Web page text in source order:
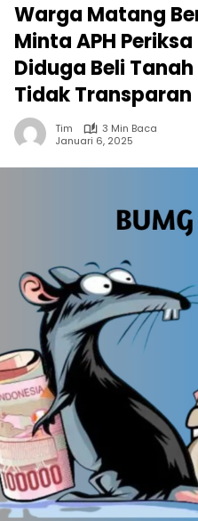
Warga Matang
Minta APH
Diduga Beli
Tidak Transparan
Tim
3 Min Baca
Januari 6, 2025